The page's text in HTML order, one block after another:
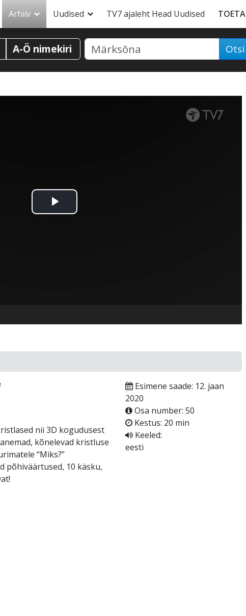
Arhiiv Uudised TV7 ajaleht Head Uudised TOETA
A-Ö nimekiri Otsi
Esita
nii 3D kogudusest
kõnelevad kristluse
“Miks?”
põhiväärtused, 10 käsku,
Esimene saade: 12. jaan
2020
Osa number: 50
Kestus: 20 min
Keeled:
eesti